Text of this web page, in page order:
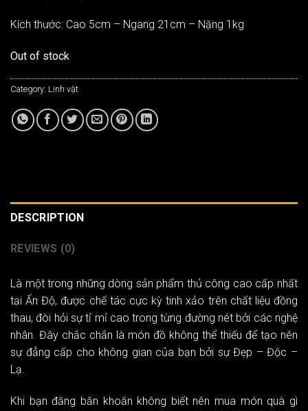
Kích thước: Cao 5cm – Ngang 21cm – Nặng 1kg
Out of stock
Category: Linh vật
DESCRIPTION
REVIEWS (0)
Là một trong những dòng sản phẩm thủ công cao cấp nhất
tại Ấn Độ, được chế tác cực kỳ tinh xảo trên chất liệu đồng
thau, đòi hỏi sự tỉ mỉ cao trong từng đường nét bởi các nghệ
nhân. Đây chắc chắn là món đồ không thể thiếu để tạo nên
sự đẳng cấp cho không gian của bạn bởi sự Đẹp – Độc –
Lạ.
Khi bạn đăng băn khoăn không biết nên mua món quà gì